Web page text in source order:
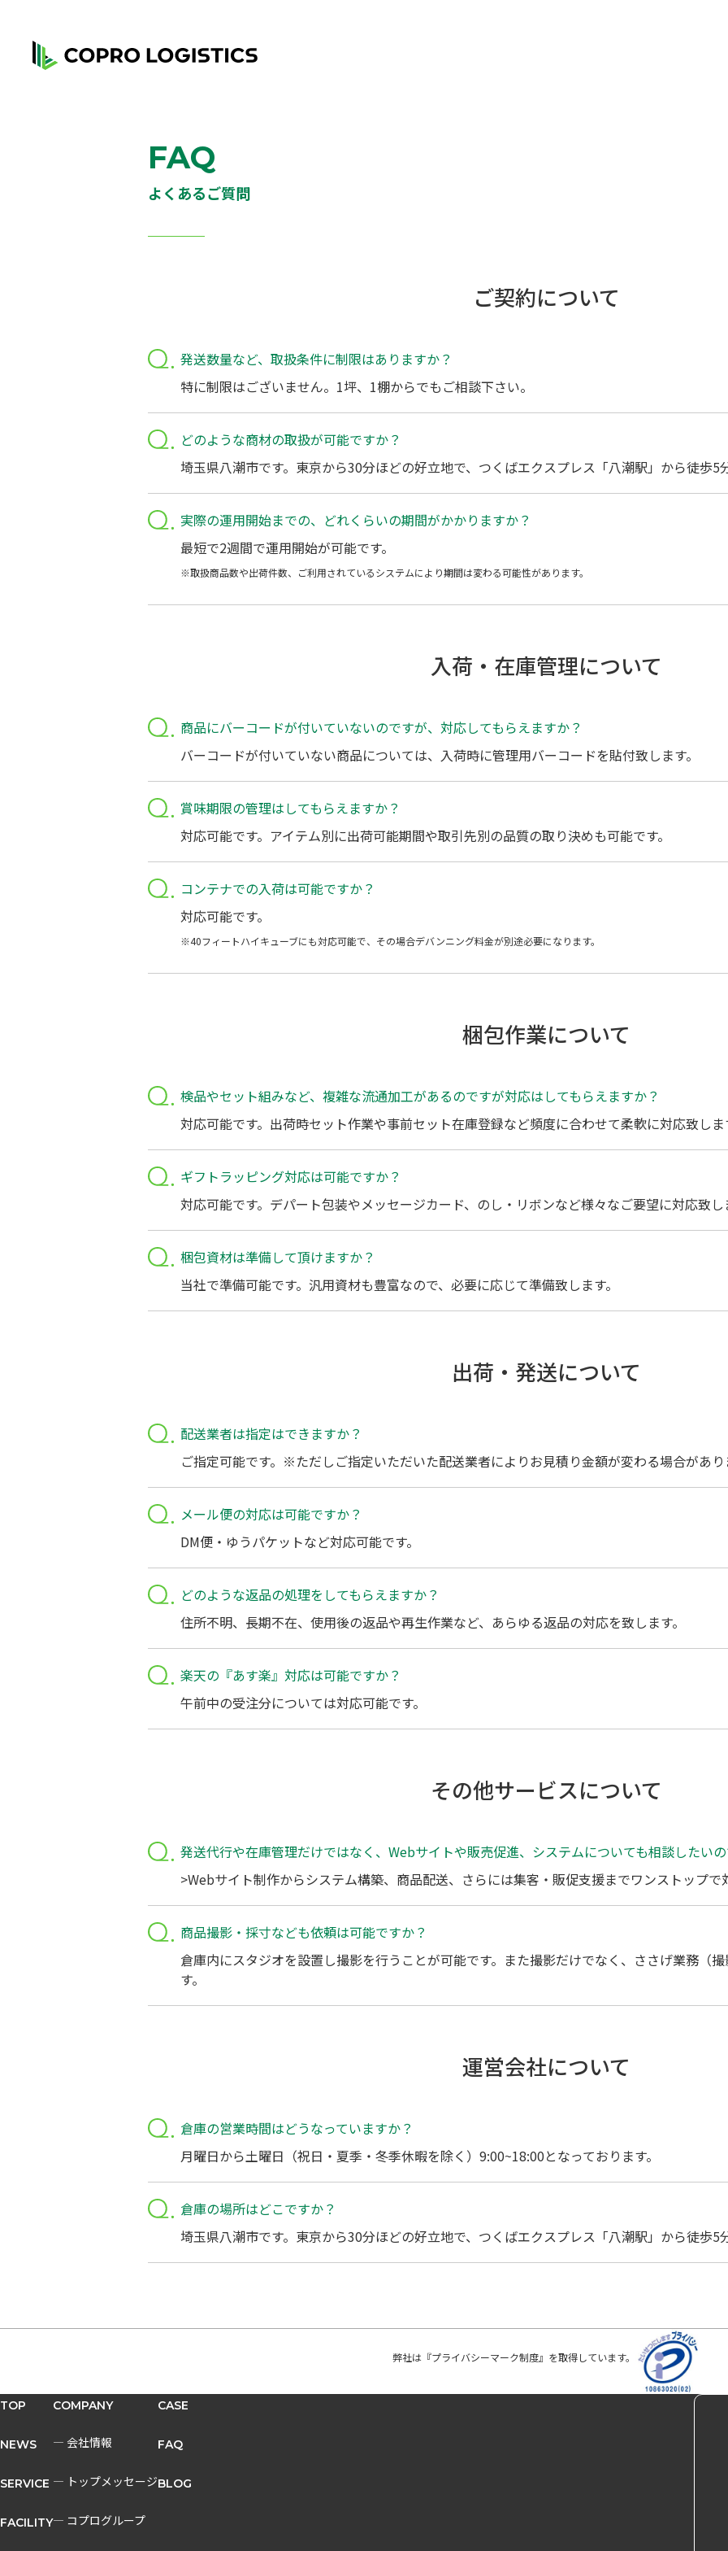
FAQ
よくあるご質問
ご契約について
発送数量など、取扱条件に制限はありますか？
特に制限はございません。1坪、1棚からでもご相談下さい。
どのような商材の取扱が可能ですか？
埼玉県八潮市です。東京から30分ほどの好立地で、つくばエクスプレス「八潮駅」から徒歩5
実際の運用開始までの、どれくらいの期間がかかりますか？
最短で2週間で運用開始が可能です。
※取扱商品数や出荷件数、ご利用されているシステムにより期間は変わる可能性があります。
入荷・在庫管理について
商品にバーコードが付いていないのですが、対応してもらえますか？
バーコードが付いていない商品については、入荷時に管理用バーコードを貼付致します。
賞味期限の管理はしてもらえますか？
対応可能です。アイテム別に出荷可能期間や取引先別の品質の取り決めも可能です。
コンテナでの入荷は可能ですか？
対応可能です。
※40フィートハイキューブにも対応可能で、その場合デバンニング料金が別途必要になります。
梱包作業について
検品やセット組みなど、複雑な流通加工があるのですが対応はしてもらえますか？
対応可能です。出荷時セット作業や事前セット在庫登録など頻度に合わせて柔軟に対応致しま
ギフトラッピング対応は可能ですか？
対応可能です。デパート包装やメッセージカード、のし・リボンなど様々なご要望に対応致し
梱包資材は準備して頂けますか？
当社で準備可能です。汎用資材も豊富なので、必要に応じて準備致します。
出荷・発送について
配送業者は指定はできますか？
ご指定可能です。※ただしご指定いただいた配送業者によりお見積り金額が変わる場合があり
メール便の対応は可能ですか？
DM便・ゆうパケットなど対応可能です。
どのような返品の処理をしてもらえますか？
住所不明、長期不在、使用後の返品や再生作業など、あらゆる返品の対応を致します。
楽天の『あす楽』対応は可能ですか？
午前中の受注分については対応可能です。
その他サービスについて
発送代行や在庫管理だけではなく、Webサイトや販売促進、システムについても相談したい
>Webサイト制作からシステム構築、商品配送、さらには集客・販促支援までワンストップで
商品撮影・採寸なども依頼は可能ですか？
倉庫内にスタジオを設置し撮影を行うことが可能です。また撮影だけでなく、ささげ業務（
す。
運営会社について
倉庫の営業時間はどうなっていますか？
月曜日から土曜日（祝日・夏季・冬季休暇を除く）9:00~18:00となっております。
倉庫の場所はどこですか？
埼玉県八潮市です。東京から30分ほどの好立地で、つくばエクスプレス「八潮駅」から徒歩5
弊社は『プライバシーマーク制度』を取得しています。
TOP
NEWS
SERVICE
FACILITY
COMPANY
― 会社情報
― トップメッセージ
― コプログループ
CASE
FAQ
BLOG